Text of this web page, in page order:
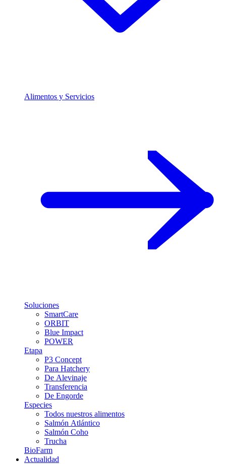
Alimentos y Servicios
Soluciones
SmartCare
ORBIT
Blue Impact
POWER
Etapa
P3 Concept
Para Hatchery
De Alevinaje
Transferencia
De Engorde
Especies
Todos nuestros alimentos
Salmón Atlántico
Salmón Coho
Trucha
BioFarm
Actualidad